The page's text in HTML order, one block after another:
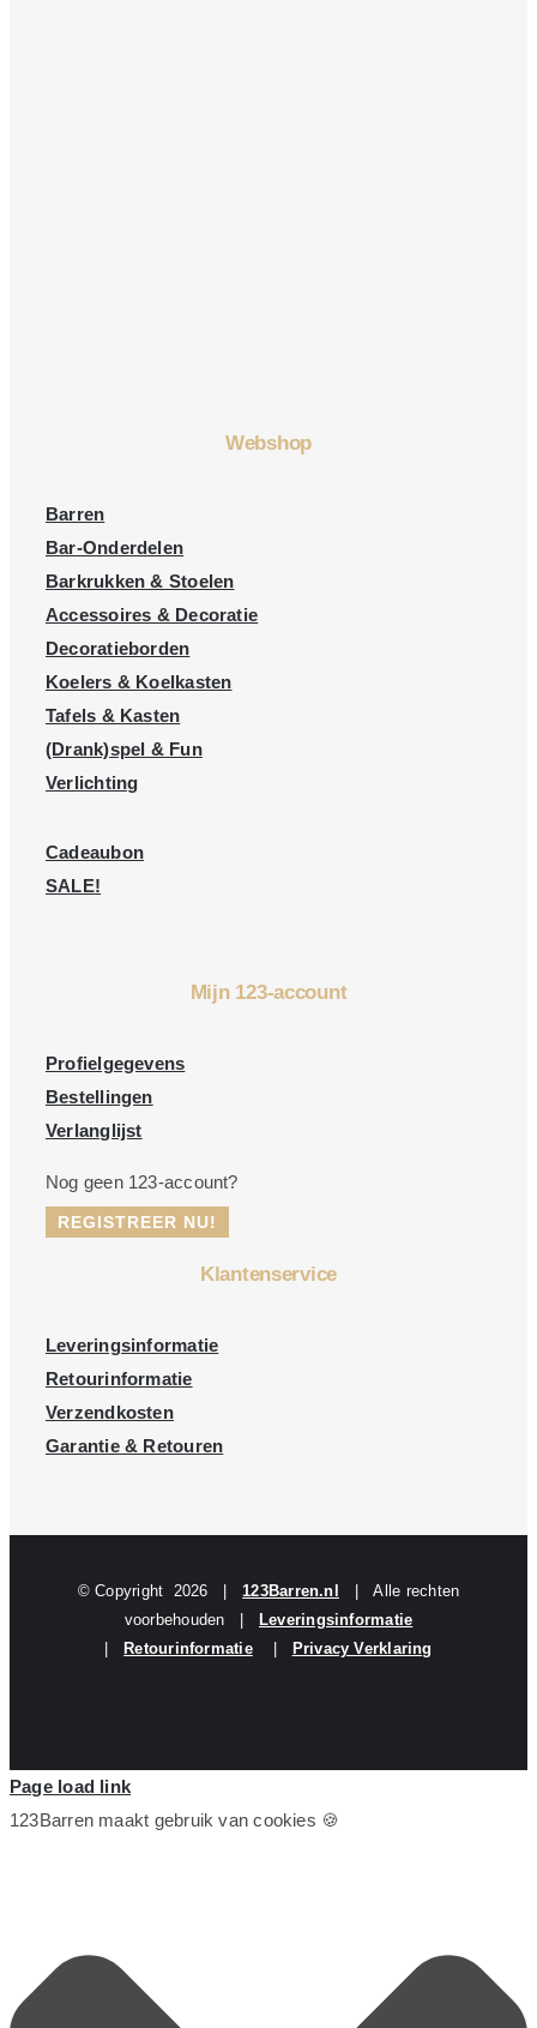
Webshop
Barren
Bar-Onderdelen
Barkrukken & Stoelen
Accessoires & Decoratie
Decoratieborden
Koelers & Koelkasten
Tafels & Kasten
(Drank)spel & Fun
Verlichting
Cadeaubon
SALE!
Mijn 123-account
Profielgegevens
Bestellingen
Verlanglijst
Nog geen 123-account?
REGISTREER NU!
Klantenservice
Leveringsinformatie
Retourinformatie
Verzendkosten
Garantie & Retouren
© Copyright 2026 |123Barren.nl
| Alle rechten
voorbehouden |
Leveringsinformatie
Retourinformatie| Privacy Verklaring
Page load link
123Barren maakt gebruik van cookies 🍪